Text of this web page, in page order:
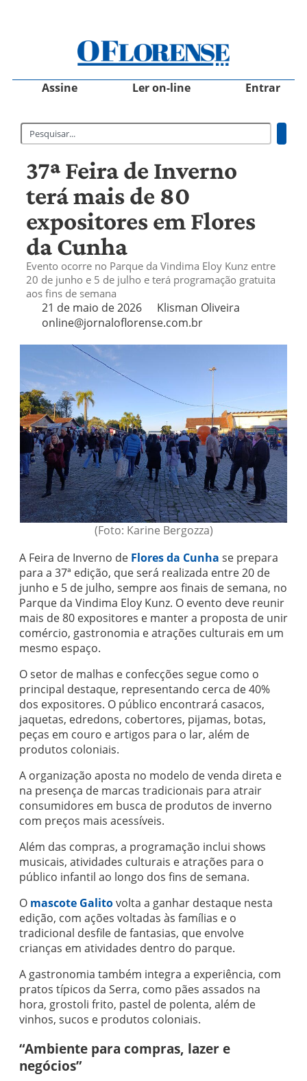
Assine Ler on-line Entrar
37ª Feira de Inverno
terá mais de 80
expositores em Flores
da Cunha
Evento ocorre no Parque da Vindima Eloy Kunz entre
20 de junho e 5 de julho e terá programação gratuita
aos fins de semana
21 de maio de 2026
Klisman Oliveira
online@jornaloflorense.com.br
(Foto: Karine Bergozza)
A Feira de Inverno de Flores da Cunha se prepara
para a 37ª edição, que será realizada entre 20 de
junho e 5 de julho, sempre aos finais de semana, no
Parque da Vindima Eloy Kunz. O evento deve reunir
mais de 80 expositores e manter a proposta de unir
comércio, gastronomia e atrações culturais em um
mesmo espaço.
O setor de malhas e confecções segue como o
principal destaque, representando cerca de 40%
dos expositores. O público encontrará casacos,
jaquetas, edredons, cobertores, pijamas, botas,
peças em couro e artigos para o lar, além de
produtos coloniais.
A organização aposta no modelo de venda direta e
na presença de marcas tradicionais para atrair
consumidores em busca de produtos de inverno
com preços mais acessíveis.
Além das compras, a programação inclui shows
musicais, atividades culturais e atrações para o
público infantil ao longo dos fins de semana.
O mascote Galitovolta a ganhar destaque nesta
edição, com ações voltadas às famílias e o
tradicional desfile de fantasias, que envolve
crianças em atividades dentro do parque.
A gastronomia também integra a experiência, com
pratos típicos da Serra, como pães assados na
hora, grostoli frito, pastel de polenta, além de
vinhos, sucos e produtos coloniais.
“Ambiente para compras, lazer e
negócios”